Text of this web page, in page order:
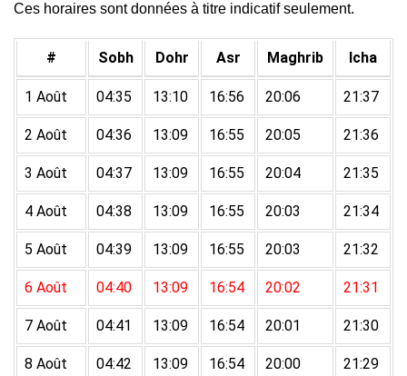
Ces horaires sont données à titre indicatif seulement.
# Sobh Dohr Asr Maghrib Icha
1 Août 04:35 13:10 16:56 20:06 21:37
2 Août 04:36 13:09 16:55 20:05 21:36
3 Août 04:37 13:09 16:55 20:04 21:35
4 Août 04:38 13:09 16:55 20:03 21:34
5 Août 04:39 13:09 16:55 20:03 21:32
6 Août 04:40 13:09 16:54 20:02 21:31
7 Août 04:41 13:09 16:54 20:01 21:30
8 Août 04:42 13:09 16:54 20:00 21:29